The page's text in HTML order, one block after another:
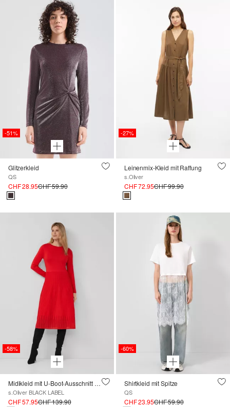
-51%
Glitzerkleid
QS
CHF 28.95CHF 59.90
-27%
Leinenmix-Kleid mit Raffung
s.Oliver
CHF 72.95CHF 99.90
-58%
Midikleid mit U-Boot-Ausschnitt und Plissee-Strick
s.Oliver BLACK LABEL
CHF 57.95CHF 139.90
-60%
Shirtkleid mit Spitze
QS
CHF 23.95CHF 59.90